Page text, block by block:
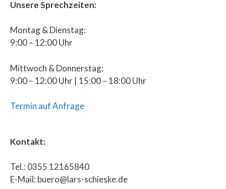
Unsere Sprechzeiten:
Montag & Dienstag:
9:00 – 12:00 Uhr
Mittwoch & Donnerstag:
9:00 – 12:00 Uhr | 15:00 – 18:00 Uhr
Termin auf Anfrage
Kontakt:
Tel.: 0355 12165840
E-Mail: buero@lars-schieske.de